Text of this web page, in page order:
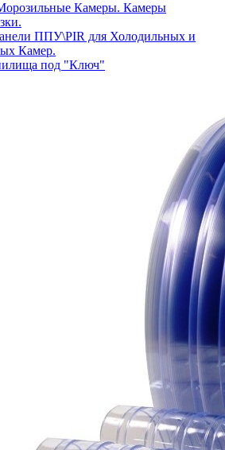
Камеры. Камеры
ППУ\PIR для Холодильных и
Камер.
под "Ключ"